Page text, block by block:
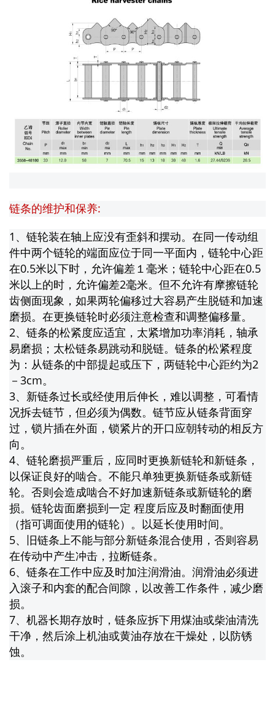
链条的维护和保养:
1、链轮装在轴上应没有歪斜和摆动。在同一传动组
件中两个链轮的端面应位于同一平面内，链轮中心距
在0.5米以下时，允许偏差１毫米；链轮中心距在0.5
米以上的时，允许偏差2毫米。但不允许有摩擦链轮
齿侧面现象，如果两轮偏移过大容易产生脱链和加速
磨损。在更换链轮时必须注意检查和调整偏移量。
2、链条的松紧度应适宜，太紧增加功率消耗，轴承
易磨损；太松链条易跳动和脱链。链条的松紧程度
为：从链条的中部提起或压下，两链轮中心距约为2
－3cm。
3、新链条过长或经使用后伸长，难以调整，可看情
况拆去链节，但必须为偶数。链节应从链条背面穿
过，锁片插在外面，锁紧片的开口应朝转动的相反方
向。
4、链轮磨损严重后，应同时更换新链轮和新链条，
以保证良好的啮合。不能只单独更换新链条或新链
轮。否则会造成啮合不好加速新链条或新链轮的磨
损。链轮齿面磨损到一定 程度后应及时翻面使用
（指可调面使用的链轮）。以延长使用时间。
5、旧链条上不能与部分新链条混合使用，否则容易
在传动中产生冲击，拉断链条。
6、链条在工作中应及时加注润滑油。润滑油必须进
入滚子和内套的配合间隙，以改善工作条件，减少磨
损。
7、机器长期存放时，链条应拆下用煤油或柴油清洗
干净，然后涂上机油或黄油存放在干燥处，以防锈
蚀。